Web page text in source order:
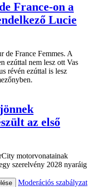
France-on a
Lucie
de France Femmes. A
ezúttal nem lesz ott Vas
révén ezúttal is lesz
az első
motorvonatainak
szerelvény 2028 nyaráig
Moderációs szabályzat